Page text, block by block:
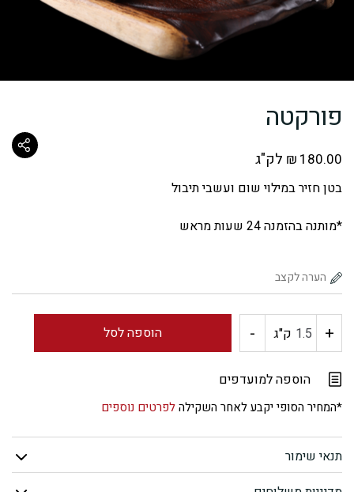
פורקטה
₪ 180.00 לק"ג
בטן חזיר במילוי שום ועשבי תיבול
*מותנה בהזמנה 24 שעות מראש
+ כמות
פורקטה
ק"ג - הוספה לסל
הוספה למועדפים
*המחיר הסופי יקבע לאחר השקילהלפרטים נוספים
תנאי שימור